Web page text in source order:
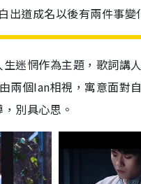
出道成名以後有兩件事變
迷惘作為主題，歌詞講
兩個Ian相視，寓意面對
別具心思。